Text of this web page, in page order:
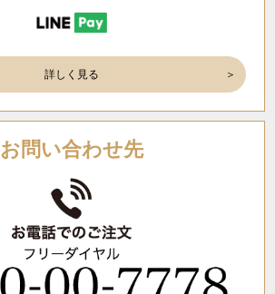
詳しく見る
お問い合わせ先